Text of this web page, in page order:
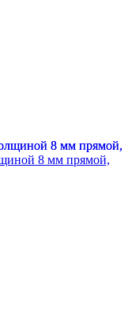
8 мм прямой,